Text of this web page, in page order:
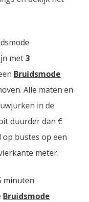
met3
Bruidsmode
Alle maten en
in de
duurder dan €
op bustes op een
meter.
minuten
Bruidsmode